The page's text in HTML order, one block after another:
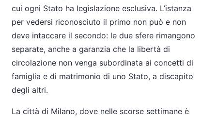
cui ogni Stato ha legislazione esclusiva. L’istanza
per vedersi riconosciuto il primo non può e non
deve intaccare il secondo: le due sfere rimangono
separate, anche a garanzia che la libertà di
circolazione non venga subordinata ai concetti di
famiglia e di matrimonio di uno Stato, a discapito
degli altri.
La città di Milano, dove nelle scorse settimane è